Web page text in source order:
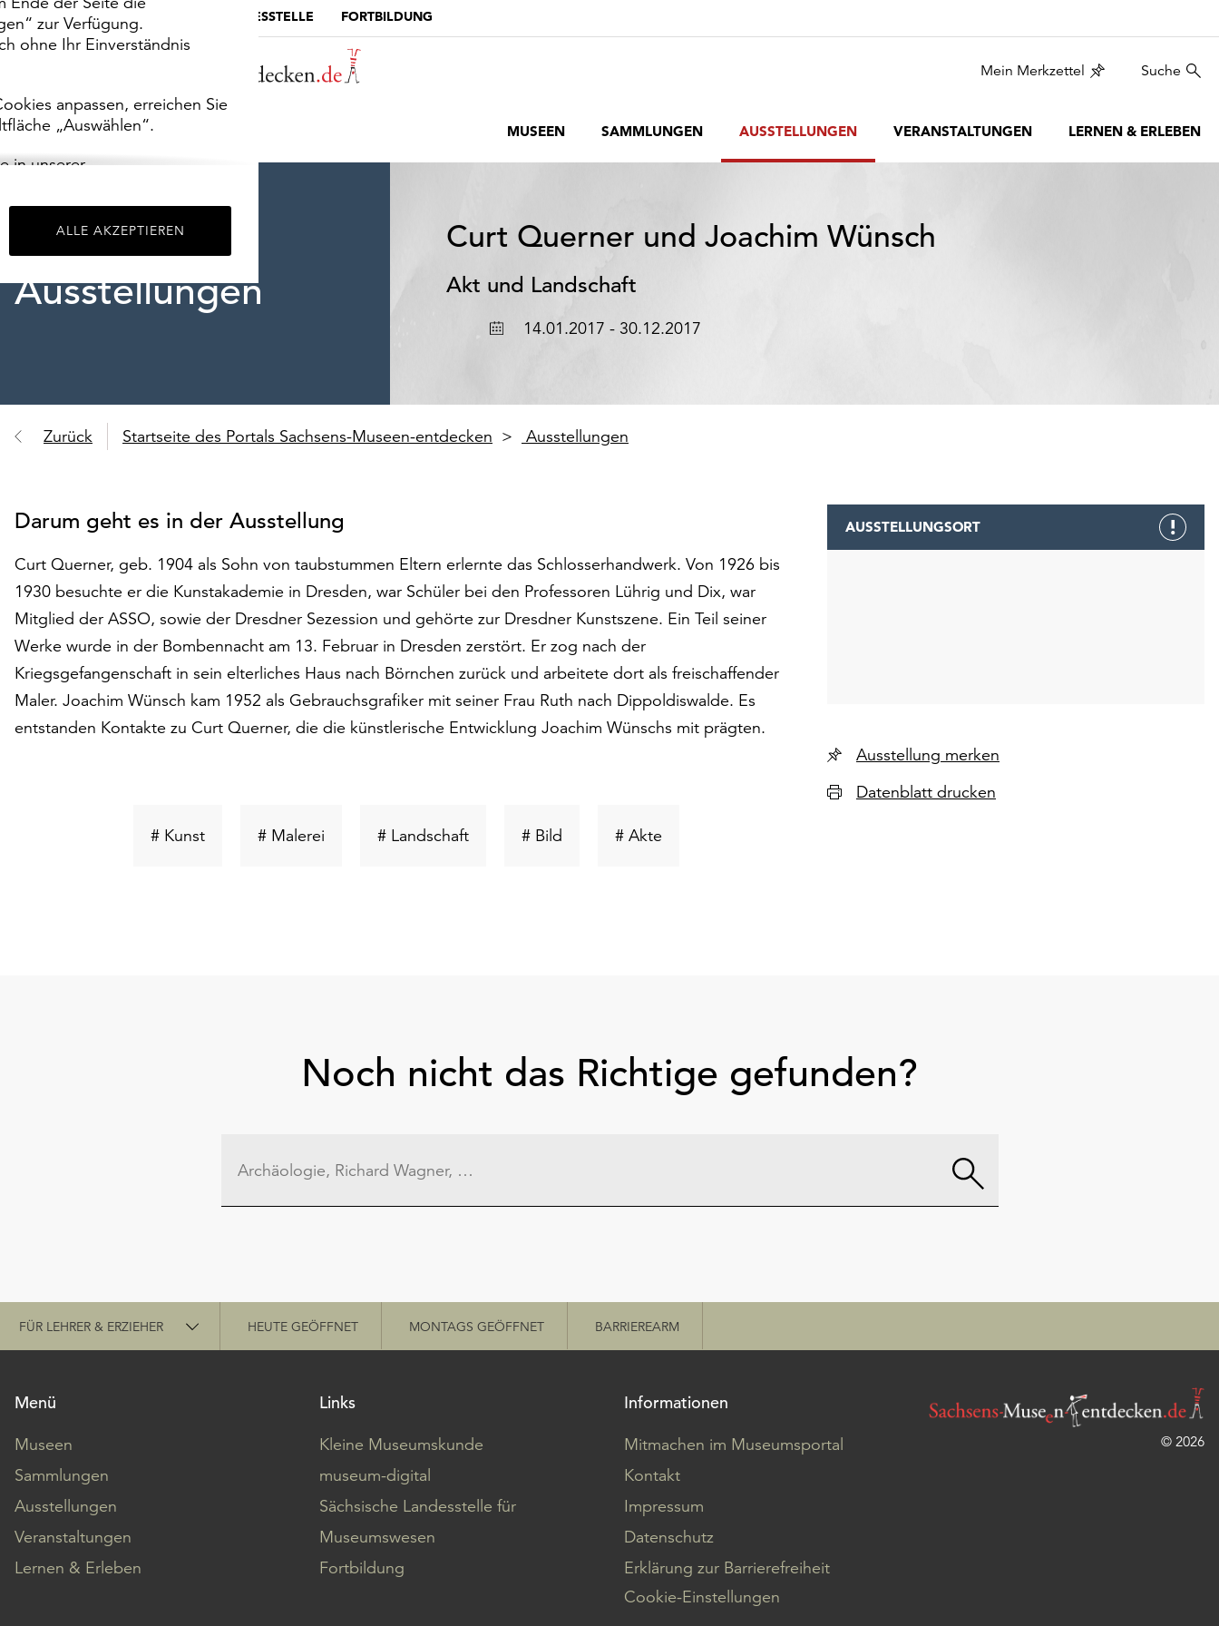
zur Verfügung.
ohne Ihr Einverständnis
anpassen, erreichen Sie
„Auswählen“.
in unserer
ALLE AKZEPTIEREN
MUSEUMSPORTAL DIE LANDESSTELLE FORTBILDUNG
Mein Merkzettel Suche
MUSEEN SAMMLUNGEN AUSSTELLUNGEN VERANSTALTUNGEN LERNEN & ERLEBEN
Ausstellungen
Curt Querner und Joachim Wünsch
Akt und Landschaft
Datum14.01.2017 - 30.12.2017
Zurück Startseite des Portals Sachsens-Museen-entdecken Ausstellungen
Darum geht es in der Ausstellung
Curt Querner, geb. 1904 als Sohn von taubstummen Eltern erlernte das Schlosserhandwerk. Von 1926 bis
1930 besuchte er die Kunstakademie in Dresden, war Schüler bei den Professoren Lührig und Dix, war
Mitglied der ASSO, sowie der Dresdner Sezession und gehörte zur Dresdner Kunstszene. Ein Teil seiner
Werke wurde in der Bombennacht am 13. Februar in Dresden zerstört. Er zog nach der
Kriegsgefangenschaft in sein elterliches Haus nach Börnchen zurück und arbeitete dort als freischaffender
Maler. Joachim Wünsch kam 1952 als Gebrauchsgrafiker mit seiner Frau Ruth nach Dippoldiswalde. Es
entstanden Kontakte zu Curt Querner, die die künstlerische Entwicklung Joachim Wünschs mit prägten.
# KunstSchlüsselwort
# Malerei Schlüsselwort# LandschaftSchlüsselwort
# Bild Schlüsselwort
# AkteSchlüsselwort
AUSSTELLUNGSORT
Ausstellung merken
Datenblatt drucken
Noch nicht das Richtige gefunden?
Schnellzugriff
FÜR LEHRER & ERZIEHER HEUTE GEÖFFNET MONTAGS GEÖFFNET BARRIEREARM
Menü
Museen
Sammlungen
Ausstellungen
Veranstaltungen
Lernen & Erleben
Links
Kleine Museumskunde
museum-digital
Sächsische Landesstelle für
Museumswesen
Fortbildung
Informationen
Mitmachen im Museumsportal
Kontakt
Impressum
Datenschutz
Erklärung zur Barrierefreiheit
Cookie-Einstellungen
© 2026